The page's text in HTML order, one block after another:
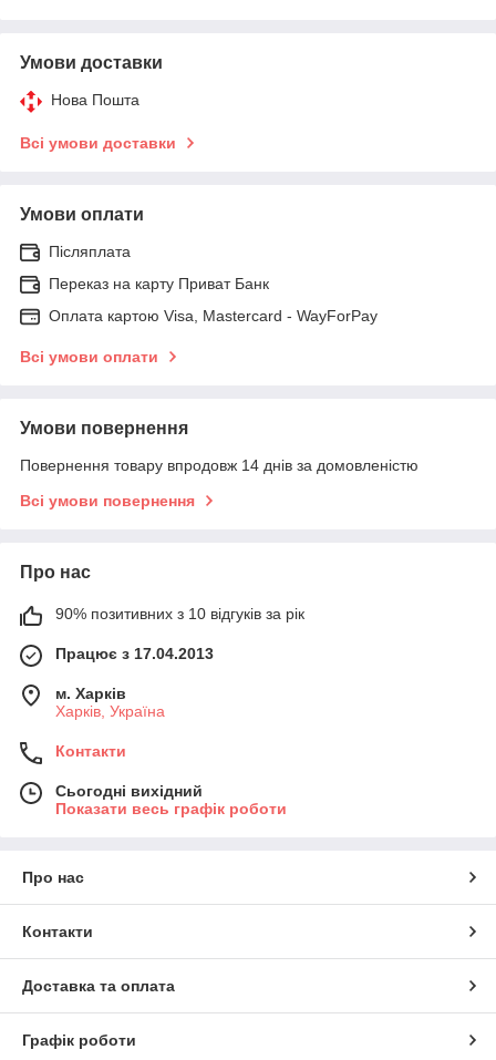
Умови доставки
Нова Пошта
Всі умови доставки
Умови оплати
Післяплата
Переказ на карту Приват Банк
Оплата картою Visa, Mastercard - WayForPay
Всі умови оплати
Умови повернення
Повернення товару впродовж 14 днів за домовленістю
Всі умови повернення
Про нас
90% позитивних з 10 відгуків за рік
Працює з 17.04.2013
м. Харків
Харків, Україна
Контакти
Сьогодні вихідний
Показати весь графік роботи
Про нас
Контакти
Доставка та оплата
Графік роботи